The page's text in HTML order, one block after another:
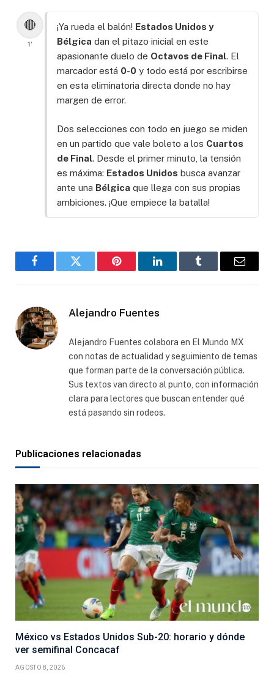
🔴
1'
¡Ya rueda el balón! Estados Unidos y
Bélgica dan el pitazo inicial en este
apasionante duelo de Octavos de Final. El
marcador está 0-0 y todo está por escribirse
en esta eliminatoria directa donde no hay
margen de error.
Dos selecciones con todo en juego se miden
en un partido que vale boleto a los Cuartos
de Final. Desde el primer minuto, la tensión
es máxima: Estados Unidos busca avanzar
ante una Bélgica que llega con sus propias
ambiciones. ¡Que empiece la batalla!
FacebookGorjeo Pinterest LinkedInTumblr
Correo
Alejandro Fuentes
Alejandro Fuentes colabora en El Mundo MX
con notas de actualidad y seguimiento de temas
que forman parte de la conversación pública.
Sus textos van directo al punto, con información
clara para lectores que buscan entender qué
está pasando sin rodeos.
Publicaciones relacionadas
México vs Estados Unidos Sub-20: horario y dónde
ver semifinal Concacaf
AGOSTO 8, 2026